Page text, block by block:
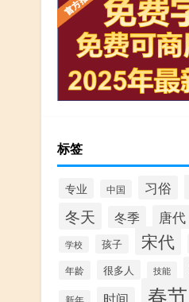
标签
专业 中国 习俗
冬天 冬季 唐代
学校 孩子 宋代
年龄 很多人 技能
时间 春节